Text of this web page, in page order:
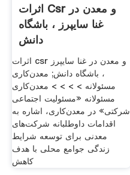
اثرات Csr و معدن در
غنا سایپرز ، باشگاه
دانش
اثرات csr و معدن در غنا سایپرز
، باشگاه دانش; معدن‌کاری
مسئولانه > > > > معدن‌کاری
مسئولانه «مسئولیت اجتماعی
شرکتی» در معدن‌کاری، اشاره به
اقدامات داوطلبانه شرکت‌های
معدنی برای توسعه شرایط
زندگی جوامع محلی با هدف
کاهش